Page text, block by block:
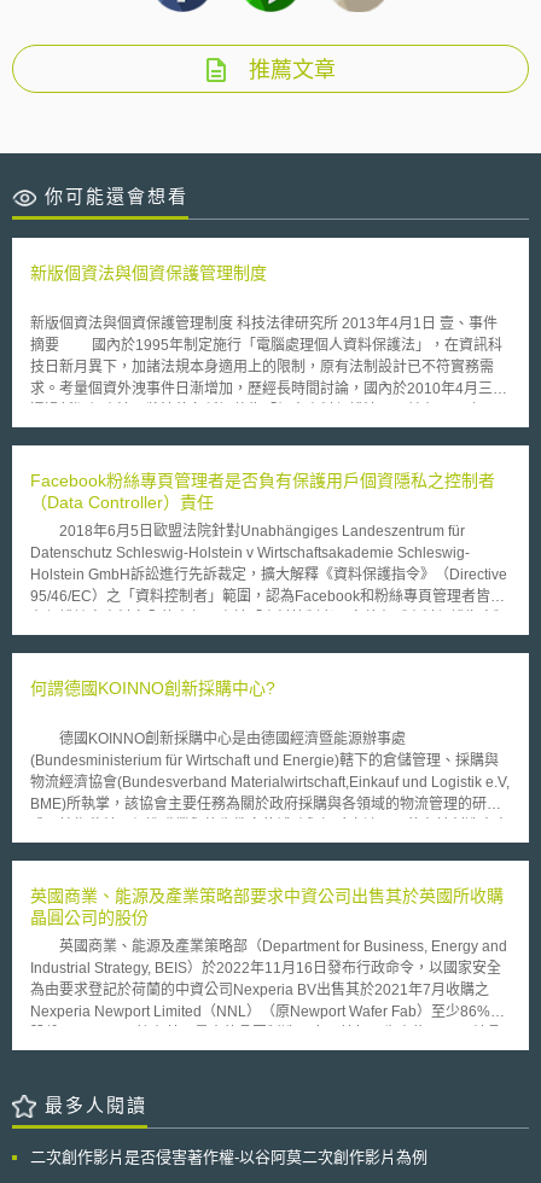
推薦文章
你可能還會想看
新版個資法與個資保護管理制度
新版個資法與個資保護管理制度 科技法律研究所 2013年4月1日 壹、事件
摘要 國內於1995年制定施行「電腦處理個人資料保護法」，在資訊科
技日新月異下，加諸法規本身適用上的限制，原有法制設計已不符實務需
求。考量個資外洩事件日漸增加，歷經長時間討論，國內於2010年4月三讀
月1日正式實施新制。新法不僅全面調整法規內容，並大幅加重企業所負義
業而言，如何有效因應個資法要求，採取妥適的對應策略降低風險，已成為
企業運營上的關鍵課題。 貳、重點說明 一、新版個資法暨施行細則正式施
1995年8月即制定施行「電腦處理個人資料保護法」，惟經過十餘年的發
展，在電腦與資訊科技日新月異下，包括電子商務等新興商務模式，均廣泛
蒐集個人資料，個人隱私的妥善保護，日益重要。然而，原有的「電腦處理
個人資料保護法」，於適用主體方面，存在著行業別的限制，僅有「徵信
特定事業，以及經由法務部會同中央目的事業主管機關共同指定的行業，方
理的個人資料，才受到保護，不包括非經電腦處理的個人資料，對於保護個
行政院消費者保護委員會提出的十大消費新聞中，「電子商務、電視購物個
資外洩事件」即高居首位，促使法務部與經濟部透過「共同指定」方式，使
無店面零售業（包括網路購物、型錄購物、電視購物等三種交易態樣）自
2010年7月1日起適用「電腦處理個人資料保護法」。 為使個人資料保
護法制規範內容，得以因應急速變遷的社會環境，行政院甚早即已提出「電
腦處理個人資料保護法修正草案」，並將名稱修正為「個人資料保護法」，
人資料保護法」，於5月26日由總統府正式公布。新法雖於2010年4月三讀
通過，但為使企業及民眾有充分時間了解並因應新法，新版個資法並未於公
論，「個人資料保護法」已由行政院決定在2012年10月1日正式實施，惟新
法第6條關於特種資料原則上不得蒐集、處理與利用，以及第54條要求新法
實施前已間接取得的個人資料，必須在一年內補行告知等二項規定，保留暫
緩實施。 就個人資料保護法制而言，除最為重要的「個人資料保護
護法」，法務部也配合新法修正內容，積極研商「電腦處理個人資料保護法
施行細則修正草案」。隨著新版個人資料保護法確定於2012年10月1日正式
上路，法務部另於2012年9月26日正式公告?正後的施行細則，並將細則名
Facebook粉絲專頁管理者是否負有保護用戶個資隱私之控制者
（Data Controller）責任
2018年6月5日歐盟法院針對Unabhängiges Landeszentrum für
Datenschutz Schleswig-Holstein v Wirtschaftsakademie Schleswig-
Holstein GmbH訴訟進行先訴裁定，擴大解釋《資料保護指令》（Directive
95/46/EC）之「資料控制者」範圍，認為Facebook和粉絲專頁管理者皆負
與《一般資料保護規則》（GDPR）相同，因此裁定將影響未來使用社群媒
邦獨立資料保護中心要求 Wirtschaftsakademie教育服務公司在Facebook經
之Cookie資料蒐集、處理活動並未通知粉絲成員且因此從中獲利，然
Wirtschaftsakademie認為並未委託Facebook處理粉絲成員個資，當局應直
接對Facebook要求禁止蒐集處理。歐盟法院認為Wirtschaftsakademie使用
Facebook所提供之平台從中受益，即使未實際擁有任何個資，仍被視為負
共同責任（jointly responsible）的資料控制者，應依具體個案評估每個資
共同責任」之規定，本案擴大解釋資料控制者範圍，對照現行GDPR屬於第
資料之粉絲專頁管理者，是否過於嚴格？且未來如何劃分責任與義務，皆有
待觀察。
何謂德國KOINNO創新採購中心?
德國KOINNO創新採購中心是由德國經濟暨能源辦事處
(Bundesministerium für Wirtschaft und Energie)轄下的倉儲管理、採購與
物流經濟協會(Bundesverband Materialwirtschaft,Einkauf und Logistik e.V,
BME)所執掌，該協會主要任務為關於政府採購與各領域的物流管理的研發
趨勢、經濟發展與鼓勵創新。而KOINNO創新採購中心的成立宗旨即是持續
與最佳練習。 其中政府採購方面，BME在2004年建立該平臺，其功能
為提供使研發成果能最佳實踐的對話交流、創造未來發展趨勢與創新、將研
發成果技轉給採購機關與提升政府採購的價值。德國慕尼黑國防大學的公共
採購法學與管理研究中心(Forschungszenturm für Recht und Management
öffentlicher Beschaffung der Universität der Bundeswehr
München,FoRMöB)是KOINNO的合作夥伴，同時也是德國唯一以企業經營
與法學觀點分析公共採購問題的跨領域研究中心。
英國商業、能源及產業策略部要求中資公司出售其於英國所收購
晶圓公司的股份
英國商業、能源及產業策略部（Department for Business, Energy and
Industrial Strategy, BEIS）於2022年11月16日發布行政命令，以國家安全
為由要求登記於荷蘭的中資公司Nexperia BV出售其於2021年7月收購之
Nexperia Newport Limited（NNL）（原Newport Wafer Fab）至少86%的
圓，並大多出口至亞洲用以生產半導體。今（2022）年5月英國政府發現中
《2021年國家安全與投資法》（National Security and Investment Act）第
26條調查Nexperia BV於2021年7月收購NNL之行為，並認為該行為恐使
外流至中國，進而損害英國利益。同時，該行政命令亦提及NNL工廠位置靠
最多人閱讀
二次創作影片是否侵害著作權-以谷阿莫二次創作影片為例